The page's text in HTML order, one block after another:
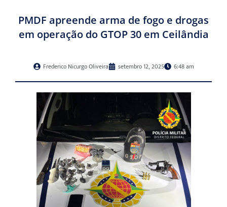
PMDF apreende arma de fogo e drogas
em operação do GTOP 30 em Ceilândia
Frederico Nicurgo Oliveira setembro 12, 2025 6:48 am